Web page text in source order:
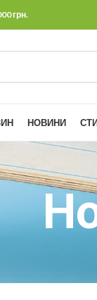
грн.
НОВИНИ